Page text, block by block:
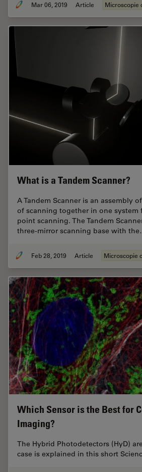
Mar 06, 2019 Article Microscopie
What is a Tandem Scanner?
A Tandem Scanner is an assembly
of scanning together in one system
point scanning. The Tandem
three-mirror scanning base with
Feb 28, 2019 Article Microscopie
Which Sensor is the Best for
Imaging?
The Hybrid Photodetectors (HyD)
case is explained in this short